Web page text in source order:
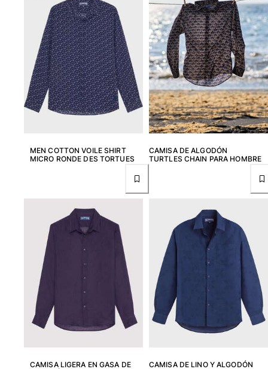
Contáctanos
Rastrear mi pedido
Mi cuenta
MEN COTTON VOILE SHIRT
MICRO RONDE DES TORTUES
CAMISA DE ALGODÓN
TURTLES CHAIN PARA HOMBRE
CAMISA LIGERA EN GASA DE
CAMISA DE LINO Y ALGODÓN